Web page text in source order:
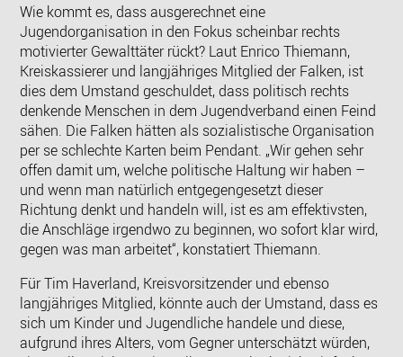
Wie kommt es, dass ausgerechnet eine
Jugendorganisation in den Fokus scheinbar rechts
motivierter Gewalttäter rückt? Laut Enrico Thiemann,
Kreiskassierer und langjähriges Mitglied der Falken, ist
dies dem Umstand geschuldet, dass politisch rechts
denkende Menschen in dem Jugendverband einen Feind
sähen. Die Falken hätten als sozialistische Organisation
per se schlechte Karten beim Pendant. „Wir gehen sehr
offen damit um, welche politische Haltung wir haben –
und wenn man natürlich entgegengesetzt dieser
Richtung denkt und handeln will, ist es am effektivsten,
die Anschläge irgendwo zu beginnen, wo sofort klar wird,
gegen was man arbeitet“, konstatiert Thiemann.
Für Tim Haverland, Kreisvorsitzender und ebenso
langjähriges Mitglied, könnte auch der Umstand, dass es
sich um Kinder und Jugendliche handele und diese,
aufgrund ihres Alters, vom Gegner unterschätzt würden,